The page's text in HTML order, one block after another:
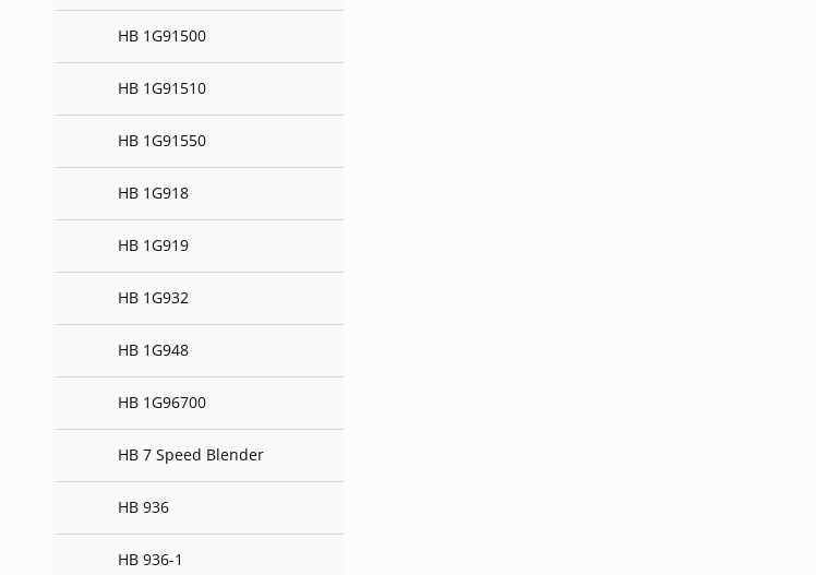
HB 1G91500
HB 1G91510
HB 1G91550
HB 1G918
HB 1G919
HB 1G932
HB 1G948
HB 1G96700
HB 7 Speed Blender
HB 936
HB 936-1